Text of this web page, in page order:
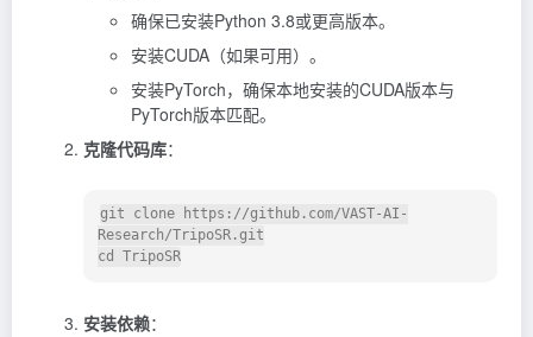
确保已安装Python 3.8或更高版本。
安装CUDA（如果可用）。
安装PyTorch，确保本地安装的CUDA版本与
PyTorch版本匹配。
克隆代码库：
git clone https://github.com/VAST-AI-
Research/TripoSR.git
cd TripoSR
安装依赖：